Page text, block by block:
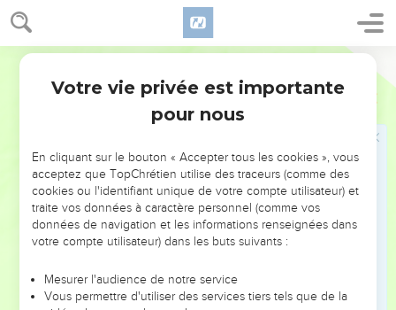
Esdras 3
de Hénadad les aident.
Quand les constructeurs posent les fondations du temple
du SEIGNEUR, les prêtres en vêtements de fête avancent
avec des trompettes. Les lévites de la famille d’Assaf
SEIGNEUR, comme David, le roi d’Israël, l’a commandé.
Ils rendent gloire au SEIGNEUR et ils chantent sa louange
en disant à tour de rôle : « Oui, le SEIGNEUR est bon, et son
amour envers Israël est pour toujours ! » Le peuple aussi
chante la louange du SEIGNEUR en criant de joie, parce que
les constructeurs posent les fondations de son temple.
très âgés qui ont vu le premier temple, pleurent à haute voix
pendant que les constructeurs posent sous leurs yeux les
Votre vie privée est importante
pour nous
En cliquant sur le bouton « Accepter tous les cookies », vous
acceptez que TopChrétien utilise des traceurs (comme des
cookies ou l'identifiant unique de votre compte utilisateur) et
traite vos données à caractère personnel (comme vos
données de navigation et les informations renseignées dans
votre compte utilisateur) dans les buts suivants :
Mesurer l'audience de notre service
Vous permettre d'utiliser des services tiers tels que de la